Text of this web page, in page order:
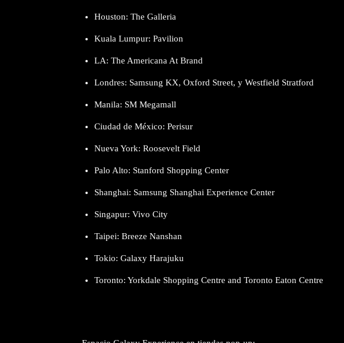
Houston: The Galleria
Kuala Lumpur: Pavilion
LA: The Americana At Brand
Londres: Samsung KX, Oxford Street, y Westfield Stratford
Manila: SM Megamall
Ciudad de México: Perisur
Nueva York: Roosevelt Field
Palo Alto: Stanford Shopping Center
Shanghai: Samsung Shanghai Experience Center
Singapur: Vivo City
Taipei: Breeze Nanshan
Tokio: Galaxy Harajuku
Toronto: Yorkdale Shopping Centre and Toronto Eaton Centre